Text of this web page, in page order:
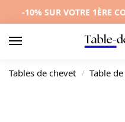
-10% SUR VOTRE 1ÈRE
Tables de chevet / Table